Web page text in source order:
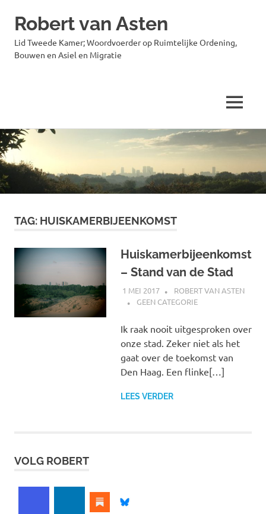
Ga
naar
de
inhoud
Robert van Asten
Lid Tweede Kamer; Woordvoerder op Ruimtelijke Ordening,
Bouwen en Asiel en Migratie
MENU
TAG: HUISKAMERBIJEENKOMST
Huiskamerbijeenkomst
– Stand van de Stad
1 MEI 2017
ROBERT VAN ASTEN
GEEN CATEGORIE
Ik raak nooit uitgesproken over
onze stad. Zeker niet als het
gaat over de toekomst van
Den Haag. Een flinke[…]
LEES VERDER
VOLG ROBERT